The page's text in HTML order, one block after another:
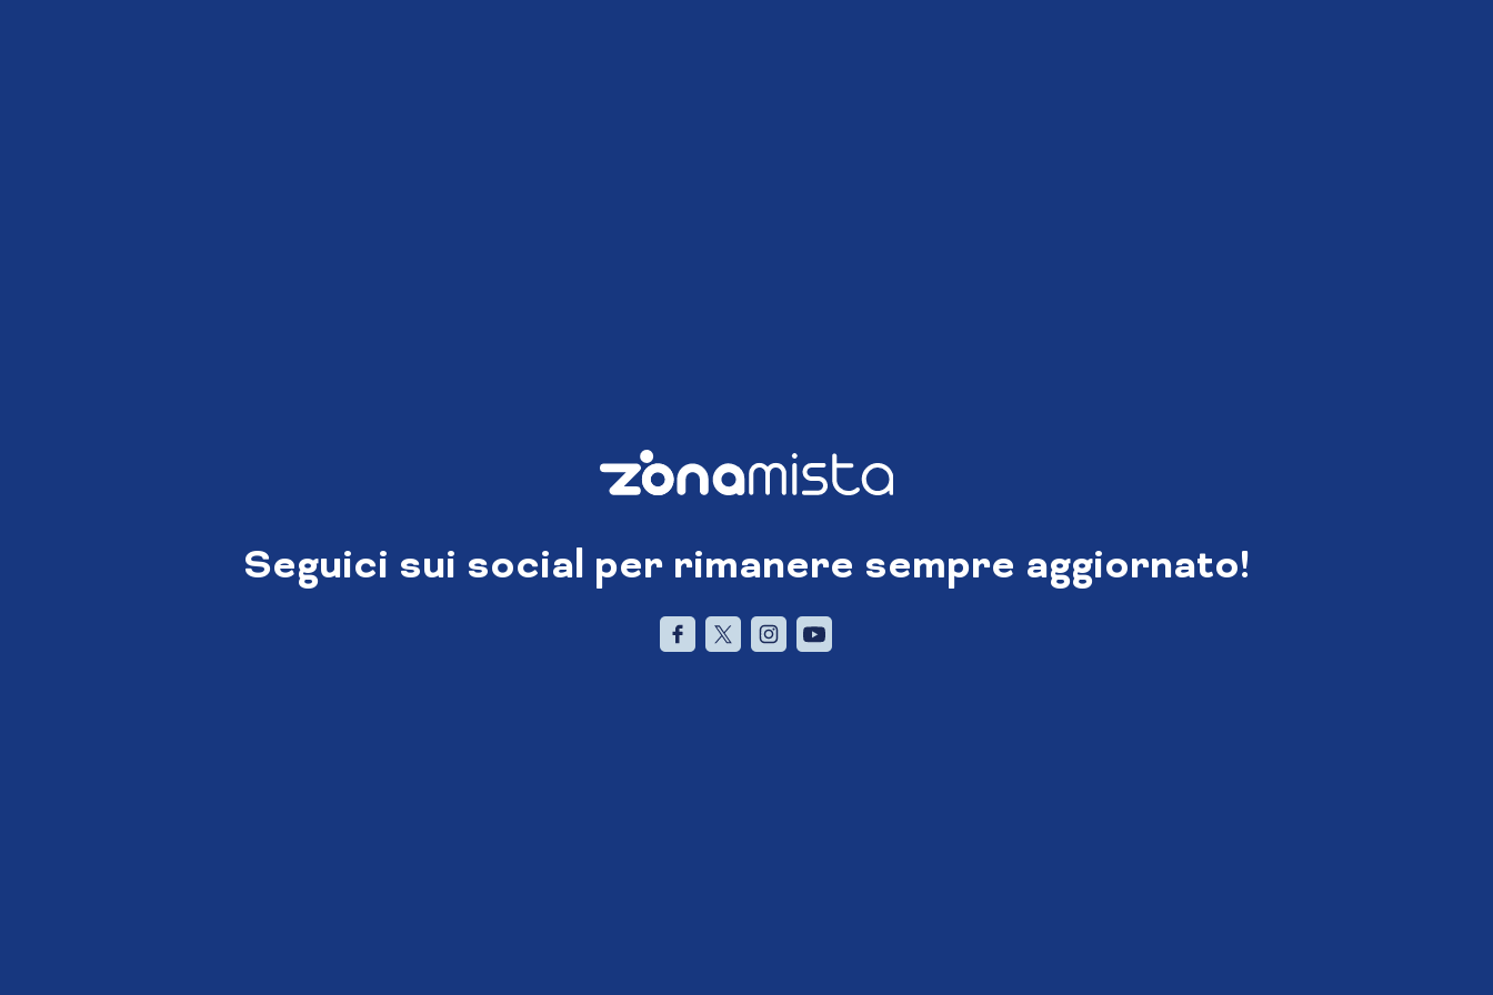
Seguici sui social per rimanere sempre aggiornato!